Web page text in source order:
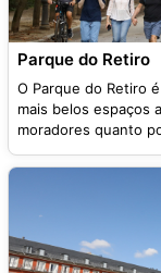
Parque do Retiro
O Parque do Retiro
mais belos espaços
moradores quanto